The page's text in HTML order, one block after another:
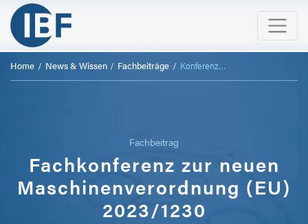
Home News & Wissen Fachbeiträge Konferenz zur MVO in Zürich 2024
Fachbeitrag
Fachkonferenz zur neuen
Maschinenverordnung (EU)
2023/1230